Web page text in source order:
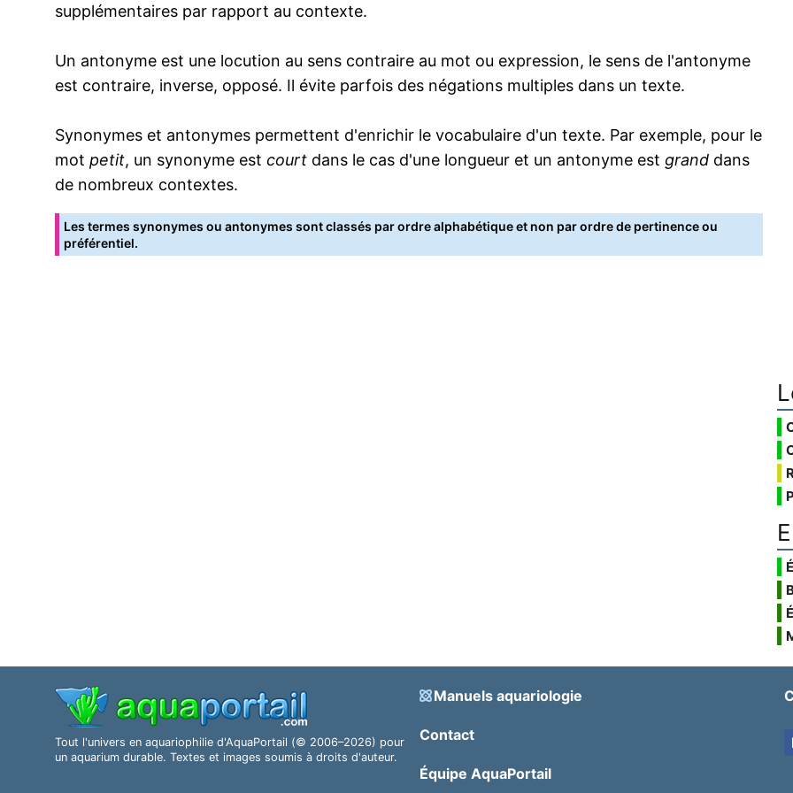
supplémentaires par rapport au contexte.
Un antonyme est une locution au sens contraire au mot ou expression, le sens de l'antonyme
est contraire, inverse, opposé. Il évite parfois des négations multiples dans un texte.
Synonymes et antonymes permettent d'enrichir le vocabulaire d'un texte. Par exemple, pour le
mot petit, un synonyme est court dans le cas d'une longueur et un antonyme est grand dans
de nombreux contextes.
Les termes synonymes ou antonymes sont classés par ordre alphabétique et non par ordre de pertinence ou
préférentiel.
Tout l'univers en aquariophilie d'AquaPortail (© 2006–2026) pour
un aquarium durable. Textes et images soumis à droits d'auteur.
Manuels aquariologie
Contact
Équipe AquaPortail